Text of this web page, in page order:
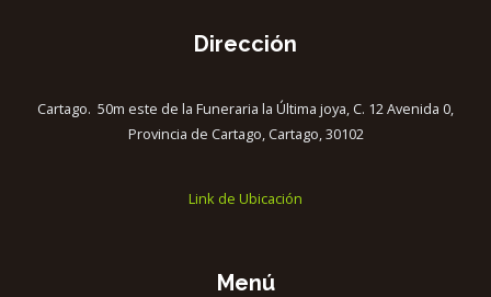
Dirección
Cartago. 50m este de la Funeraria la Última joya, C. 12 Avenida 0,
Provincia de Cartago, Cartago, 30102
Link de Ubicación
Menú